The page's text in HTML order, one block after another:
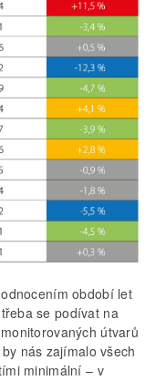
období let
se podívat na
útvarů
nás zajímalo všech
minimální – v